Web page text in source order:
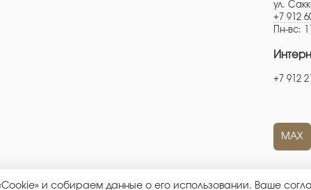
ул.
+7 912
Пн-вс:
+7 912
MAX
и собираем данные о его использовании. Ваше